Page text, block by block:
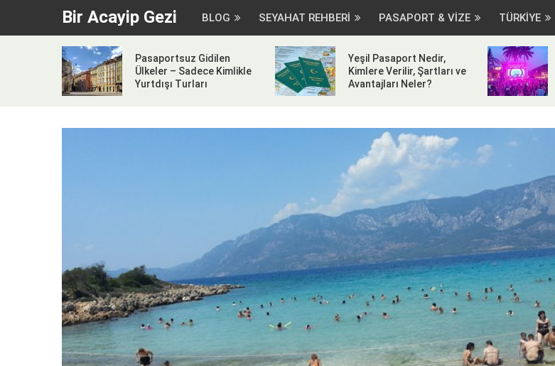
Bir Acayip Gezi BLOG SEYAHAT REHBERİ PASAPORT & VİZE TÜRKİYE
Pasaportsuz Gidilen
Ülkeler – Sadece Kimlikle
Yurtdışı Turları
Yeşil Pasaport Nedir,
Kimlere Verilir, Şartları ve
Avantajları Neler?